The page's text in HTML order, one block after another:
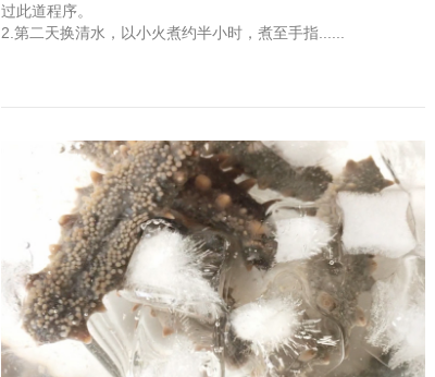
过此道程序。
2.第二天换清水，以小火煮约半小时，煮至手指......